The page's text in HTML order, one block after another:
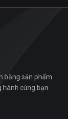
bằng sản phẩm
hành cùng bạn